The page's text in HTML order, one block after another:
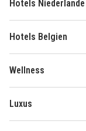
Hotels Niederlande
Hotels Belgien
Wellness
Luxus